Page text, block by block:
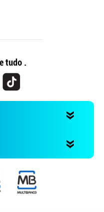
tudo .